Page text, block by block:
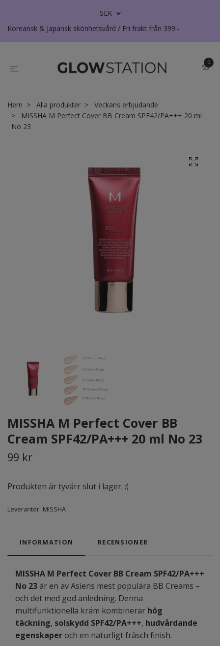
SEK
Koreansk & Japansk skönhetsvård / Fri frakt från 399:-
0
Hem Alla produkter
Veckans erbjudande
MISSHA M Perfect Cover BB Cream SPF42/PA+++ 20 ml
No 23
MISSHA M Perfect Cover BB
Cream SPF42/PA+++ 20 ml No 23
99 kr
Produkten är tyvärr slut i lager. :(
Leverantör: MISSHA
INFORMATION RECENSIONER
MISSHA M Perfect Cover BB Cream SPF42/PA+++
No 23är en av Asiens mest populära BB Creams –
och det med god anledning. Denna
multifunktionella kräm kombinerar hög
täckning, solskydd SPF42/PA+++, hudvårdande
egenskaperoch en naturligt fräsch finish.